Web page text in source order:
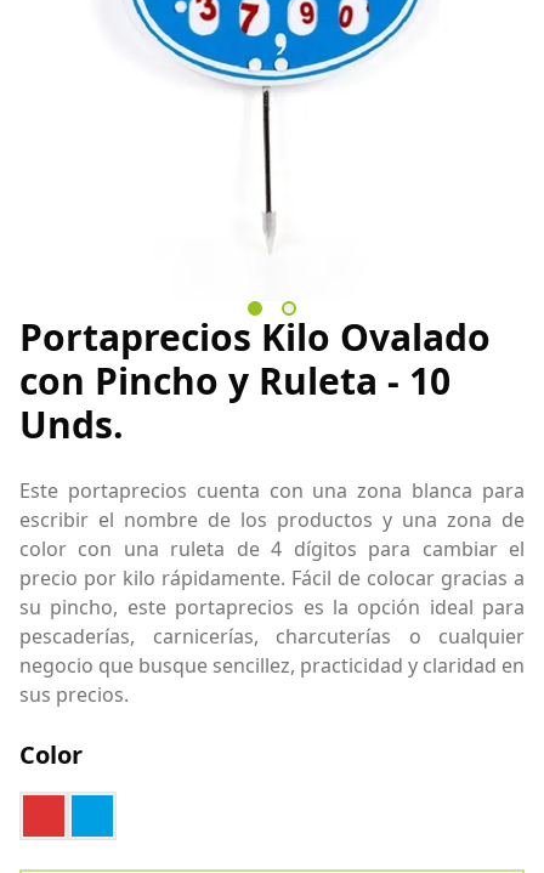
Portaprecios Kilo Ovalado
con Pincho y Ruleta - 10
Unds.
Este portaprecios cuenta con una zona blanca para
escribir el nombre de los productos y una zona de
color con una ruleta de 4 dígitos para cambiar el
precio por kilo rápidamente. Fácil de colocar gracias a
su pincho, este portaprecios es la opción ideal para
pescaderías, carnicerías, charcuterías o cualquier
negocio que busque sencillez, practicidad y claridad en
sus precios.
Color